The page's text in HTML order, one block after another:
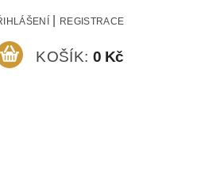
REGISTRACE
KOŠÍK: 0 Kč